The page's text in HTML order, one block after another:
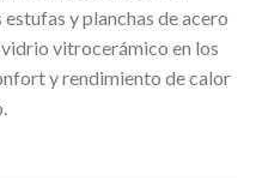
y planchas de acero
vitrocerámico en los
y rendimiento de calor